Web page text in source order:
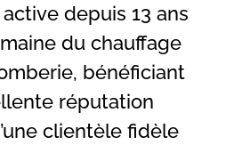
depuis 13 ans
du chauffage
bénéficiant
réputation
clientèle fidèle